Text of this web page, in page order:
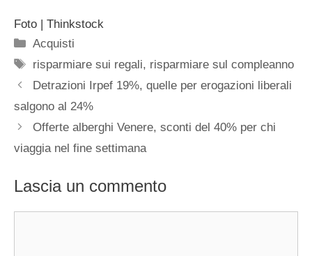
Foto | Thinkstock
Categorie
Acquisti
Tag
risparmiare sui regali, risparmiare sul compleanno
Detrazioni Irpef 19%, quelle per erogazioni liberali
salgono al 24%
Offerte alberghi Venere, sconti del 40% per chi
viaggia nel fine settimana
Lascia un commento